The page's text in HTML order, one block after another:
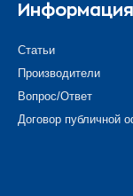
Информация
Статьи
Производители
Вопрос/Ответ
Договор публичной